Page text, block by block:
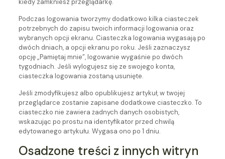
kiedy zamkniesz przeglądarkę.
Podczas logowania tworzymy dodatkowo kilka ciasteczek
potrzebnych do zapisu twoich informacji logowania oraz
wybranych opcji ekranu. Ciasteczka logowania wygasają po
dwóch dniach, a opcji ekranu po roku. Jeśli zaznaczysz
opcję „Pamiętaj mnie”, logowanie wygaśnie po dwóch
tygodniach. Jeśli wylogujesz się ze swojego konta,
ciasteczka logowania zostaną usunięte.
Jeśli zmodyfikujesz albo opublikujesz artykuł, w twojej
przeglądarce zostanie zapisane dodatkowe ciasteczko. To
ciasteczko nie zawiera żadnych danych osobistych,
wskazując po prostu na identyfikator przed chwilą
edytowanego artykułu. Wygasa ono po 1 dniu.
Osadzone treści z innych witryn